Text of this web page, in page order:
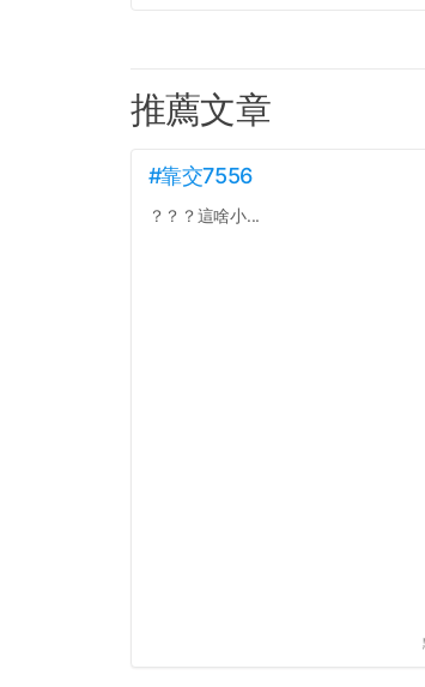
推薦文章
#靠交7556
？？？這啥小...